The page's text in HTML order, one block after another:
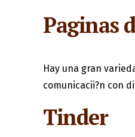
Paginas
Hay una gran
comunicacii?n con
Tinder